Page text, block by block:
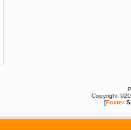
Copyright
[Foxter